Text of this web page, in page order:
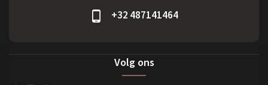
+32 487141464
Volg ons